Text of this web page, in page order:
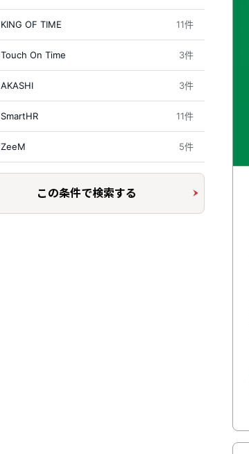
KING OF TIME 11件
Touch On Time 3件
AKASHI 3件
SmartHR 11件
ZeeM 5件
この条件で検索する